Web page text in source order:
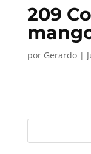
209
por Gerardo|